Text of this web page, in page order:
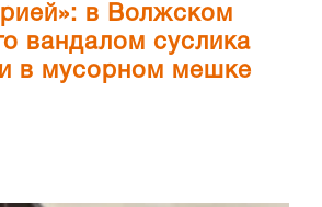
в Волжском
вандалом суслика
в мусорном мешке